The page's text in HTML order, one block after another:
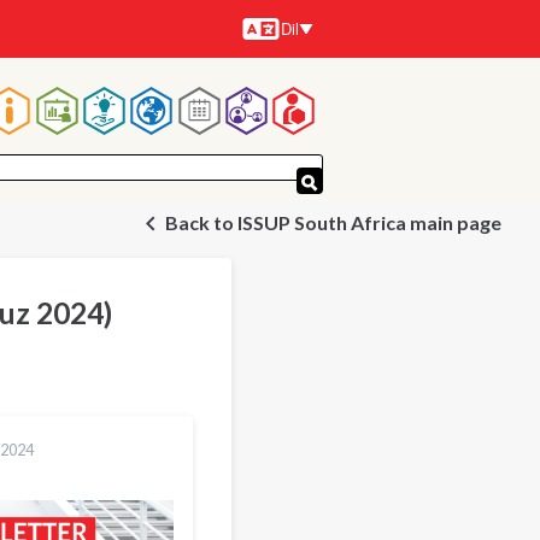
Diller
Dil
Back to ISSUP South Africa main page
2024)